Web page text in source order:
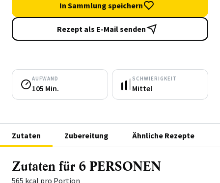
In Sammlung speichern
Rezept als E-Mail senden
AUFWAND
105 Min.
SCHWIERIGKEIT
Mittel
Zutaten Zubereitung Ähnliche Rezepte
Zutaten für 6 PERSONEN
565 kcal pro Portion